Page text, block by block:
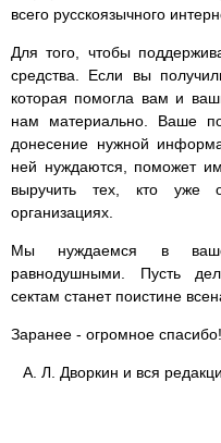
всего русскоязычного
Для того, чтобы
средства. Если вы
которая помогла вам и
нам материально. Ваше
донесение нужной
ней нуждаются, поможет
выручить тех, кто уже
организациях.
Мы нуждаемся в
равнодушными. Пусть
сектам станет поистине
Заранее - огромное спасибо!
А. Л. Дворкин и вся